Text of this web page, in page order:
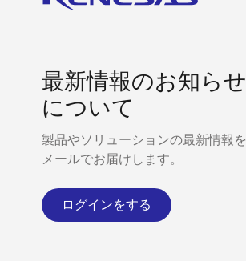
最新情報のお知らせ
について
製品やソリューションの最新情報を
メールでお届けします。
ログインをする